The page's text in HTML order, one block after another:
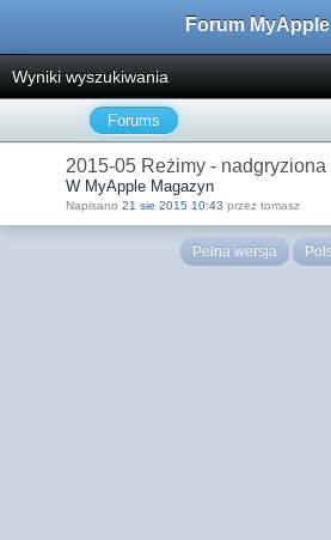
Forum
Wyniki wyszukiwania
Forums
2015-05 Reżimy - nadgryziona
W MyApple Magazyn
Napisano 21 sie 2015 10:43 przez tomasz
Pełna wersja